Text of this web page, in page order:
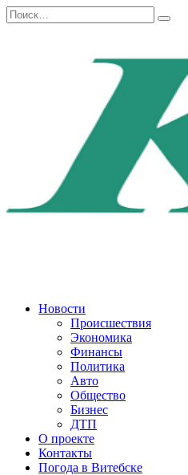
Перейти
к
Search
for:
Новости
Происшествия
Экономика
Финансы
Политика
Авто
Общество
Бизнес
ДТП
О проекте
Контакты
Погода в Витебске